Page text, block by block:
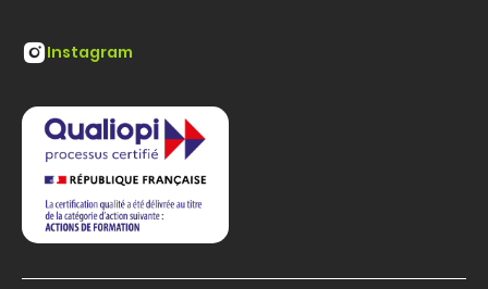
Instagram